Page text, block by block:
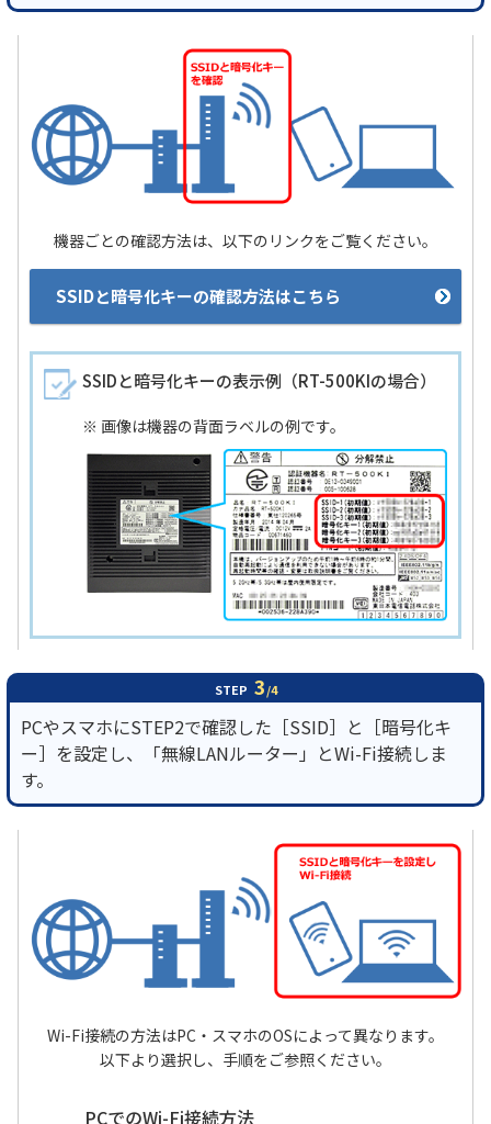
機器ごとの確認方法は、以下のリンクをご覧ください。
SSIDと暗号化キーの確認方法はこちら
SSIDと暗号化キーの表示例（RT-500KIの場合）
※ 画像は機器の背面ラベルの例です。
STEP 3/4
PCやスマホにSTEP2で確認した［SSID］と［暗号化キ
ー］を設定し、「無線LANルーター」とWi-Fi接続しま
す。
Wi-Fi接続の方法はPC・スマホのOSによって異なります。
以下より選択し、手順をご参照ください。
PCでのWi-Fi接続方法